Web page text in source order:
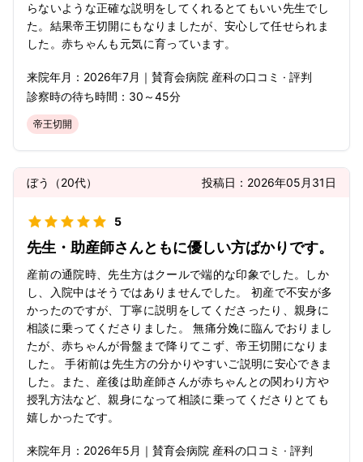
らないような正確な説明をしてくれるとてもいい先生でし
た。結果帝王切開にもなりましたが、安心して任せられま
した。赤ちゃんも元気に育っています。
来院年月： 2026年7月 ｜ 賛育会病院 産科の口コミ · 評判
診察時の待ち時間： 30～45分
帝王切開
ぼう （20代） 投稿日： 2026年05月31日
5
先生・助産師さんともに優しい方ばかりです。
産前の通院時、先生方はクールで端的な印象でした。しか
し、入院中はそうではありませんでした。 初産で不安が多
かったのですが、丁寧に説明をしてくださったり、親身に
相談に乗ってくださりました。 無痛分娩に臨んでおりまし
たが、赤ちゃんが骨盤まで降りてこず、帝王切開になりま
した。 手術前は先生方の分かりやすいご説明に安心できま
した。また、産後は助産師さんが赤ちゃんとの関わり方や
授乳方法など、親身になって相談に乗ってくださりとても
嬉しかったです。
来院年月： 2026年5月 ｜ 賛育会病院 産科の口コミ · 評判